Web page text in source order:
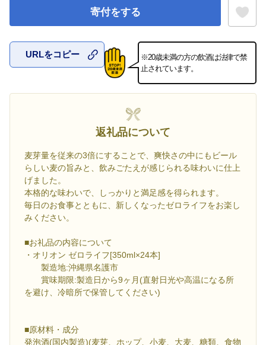
寄付をする
お気に入
URLをコピー
※20歳未満の方の飲酒は法律で禁
止されています。
返礼品について
麦芽量を従来の3倍にすることで、爽快さの中にもビール
らしい麦の旨みと、飲みごたえが感じられる味わいに仕上
げました。
本格的な味わいで、しっかりと満足感を得られます。
毎日のお食事とともに、新しくなったゼロライフをお楽し
みください。
■お礼品の内容について
・オリオン ゼロライフ[350ml×24本]
製造地:沖縄県名護市
賞味期限:製造日から9ヶ月(直射日光や高温になる所
を避け、冷暗所で保管してください)
■原材料・成分
発泡酒(国内製造)(麦芽、ホップ、小麦、大麦、糖類、食物